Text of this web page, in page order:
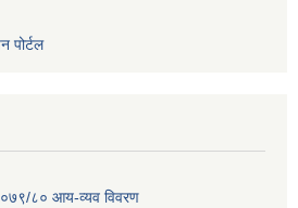
पोर्टल
८० आय-व्यव विवरण